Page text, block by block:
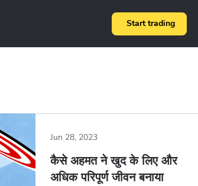
Start trading
Jun 28, 2023
कैसे अहमत ने खुद के लिए और
अधिक परिपूर्ण जीवन बनाया